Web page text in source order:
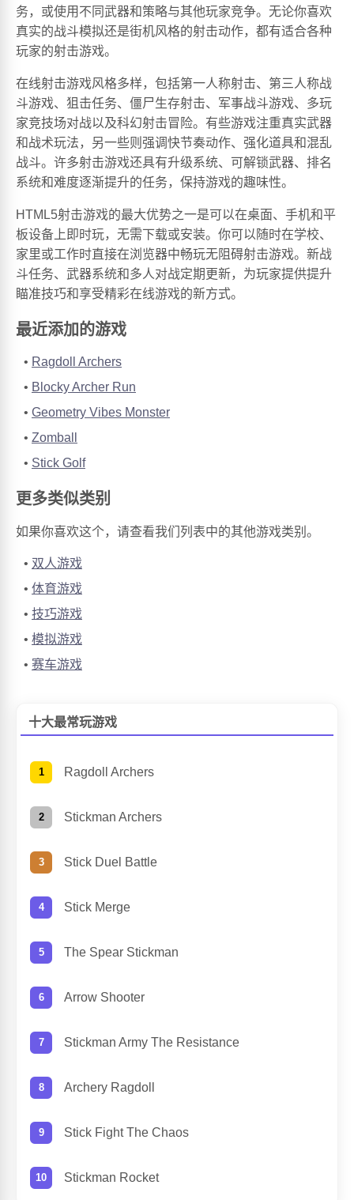
务，或使用不同武器和策略与其他玩家竞争。无论你喜欢
真实的战斗模拟还是街机风格的射击动作，都有适合各种
玩家的射击游戏。
在线射击游戏风格多样，包括第一人称射击、第三人称战
斗游戏、狙击任务、僵尸生存射击、军事战斗游戏、多玩
家竞技场对战以及科幻射击冒险。有些游戏注重真实武器
和战术玩法，另一些则强调快节奏动作、强化道具和混乱
战斗。许多射击游戏还具有升级系统、可解锁武器、排名
系统和难度逐渐提升的任务，保持游戏的趣味性。
HTML5射击游戏的最大优势之一是可以在桌面、手机和平
板设备上即时玩，无需下载或安装。你可以随时在学校、
家里或工作时直接在浏览器中畅玩无阻碍射击游戏。新战
斗任务、武器系统和多人对战定期更新，为玩家提供提升
瞄准技巧和享受精彩在线游戏的新方式。
最近添加的游戏
Ragdoll Archers
Blocky Archer Run
Geometry Vibes Monster
Zomball
Stick Golf
更多类似类别
如果你喜欢这个，请查看我们列表中的其他游戏类别。
双人游戏
体育游戏
技巧游戏
模拟游戏
赛车游戏
十大最常玩游戏
Ragdoll Archers
Stickman Archers
Stick Duel Battle
Stick Merge
The Spear Stickman
Arrow Shooter
Stickman Army The Resistance
Archery Ragdoll
Stick Fight The Chaos
Stickman Rocket